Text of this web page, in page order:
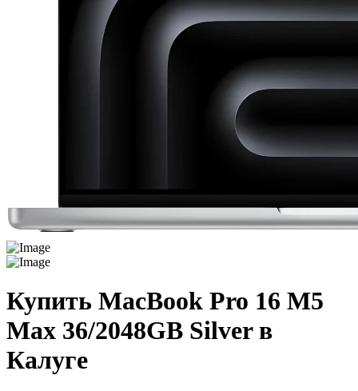
Купить MacBook Pro 16 M5
Max 36/2048GB Silver в
Калуге